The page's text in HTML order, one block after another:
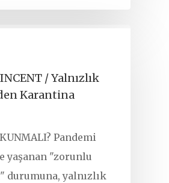
/ Yalnızlık
Karantina
Pandemi
yaşanan "zorunlu
durumuna, yalnızlık